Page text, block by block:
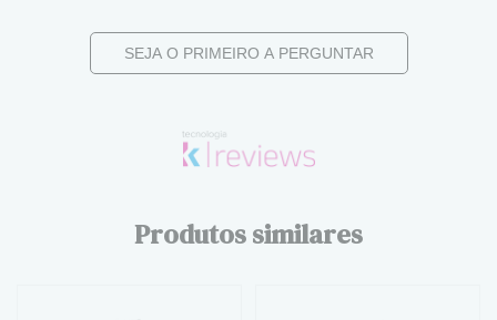
SEJA O PRIMEIRO A PERGUNTAR
Produtos similares